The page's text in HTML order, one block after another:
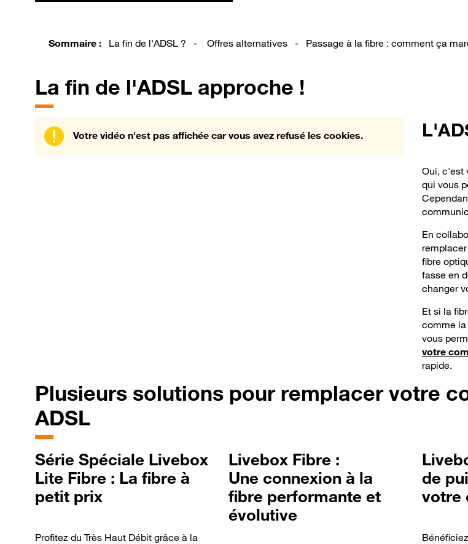
Sommaire : La fin de l'ADSL ? - Offres alternatives - Passage à la fibre : comment ça
La fin de l'ADSL approche !
Votre vidéo n'est pas affichée car vous avez refusé les cookies.
Oui, c'est
qui vous
En
fibre
fasse en
changer
Et si la
comme la
vous
votre
rapide.
Plusieurs solutions pour remplacer votre
ADSL
Série Spéciale Livebox
Lite Fibre : La fibre à
petit prix
Profitez du Très Haut Débit grâce à la
Livebox Fibre :
Une connexion à la
fibre performante et
évolutive
de
votre
Bénéficiez